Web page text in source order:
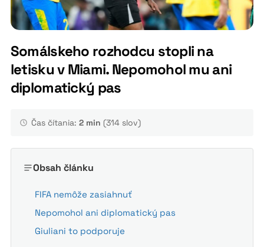
Somálskeho rozhodcu stopli na
letisku v Miami. Nepomohol mu ani
diplomatický pas
Čas čítania: 2 min (314 slov)
Obsah článku
FIFA nemôže zasiahnuť
Nepomohol ani diplomatický pas
Giuliani to podporuje